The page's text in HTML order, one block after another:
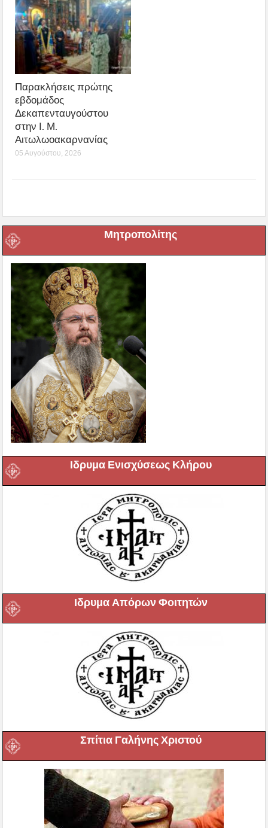
Παρακλήσεις πρώτης
εβδομάδος
Δεκαπενταυγούστου
στην Ι. Μ.
Αιτωλωοακαρνανίας
05 Αυγούστου, 2026
Μητροπολίτης
Ιδρυμα Ενισχύσεως Κλήρου
Ιδρυμα Απόρων Φοιτητών
Σπίτια Γαλήνης Χριστού